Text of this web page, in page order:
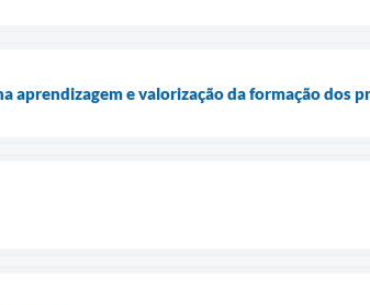
aprendizagem e valorização da formação dos